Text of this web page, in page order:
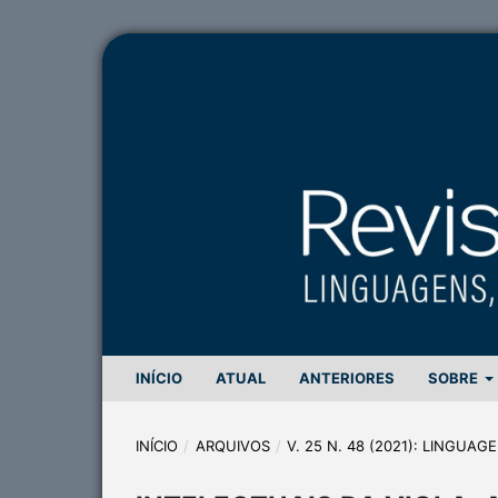
INÍCIO ATUAL ANTERIORES SOBRE
INÍCIO / ARQUIVOS / V. 25 N. 48 (2021):